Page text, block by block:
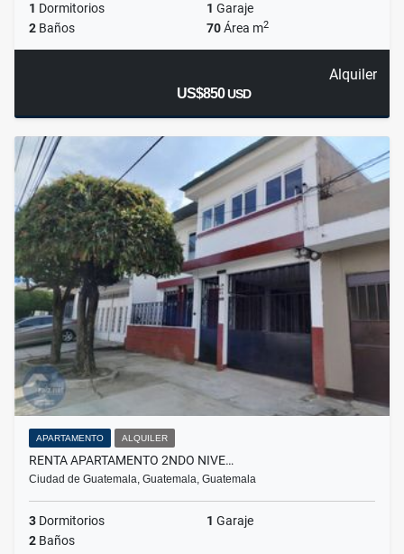
1 Dormitorios 1 Garaje
2 Baños 70Área m2
Alquiler
US$850USD
APARTAMENTO ALQUILER
RENTA APARTAMENTO 2NDO NIVE…
Ciudad de Guatemala, Guatemala, Guatemala
3 Dormitorios 1 Garaje
2 Baños